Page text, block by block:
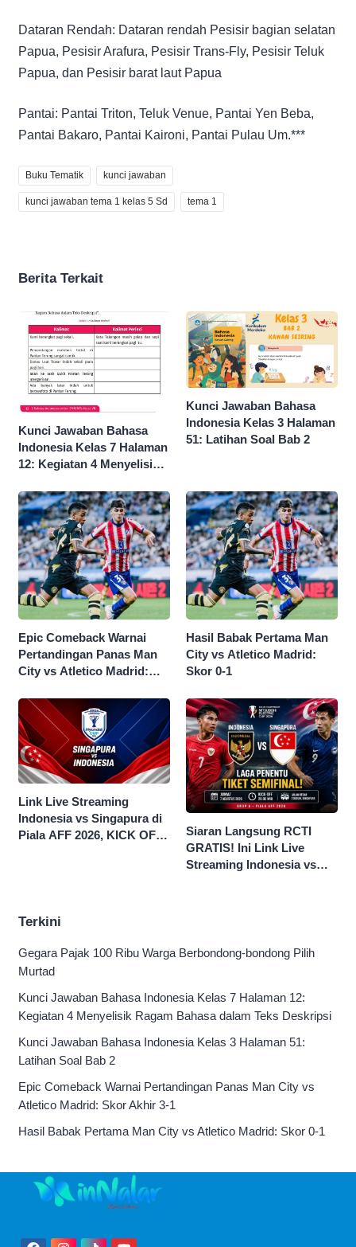
Dataran Rendah: Dataran rendah Pesisir bagian selatan
Papua, Pesisir Arafura, Pesisir Trans-Fly, Pesisir Teluk
Papua, dan Pesisir barat laut Papua
Pantai: Pantai Triton, Teluk Venue, Pantai Yen Beba,
Pantai Bakaro, Pantai Kaironi, Pantai Pulau Um.***
Buku Tematik kunci jawaban
kunci jawaban tema 1 kelas 5 Sd tema 1
Berita Terkait
Kunci Jawaban Bahasa
Indonesia Kelas 7 Halaman
12: Kegiatan 4 Menyelisik
Deskripsi
Kunci Jawaban Bahasa
Indonesia Kelas 3 Halaman
51: Latihan Soal Bab 2
Epic Comeback Warnai
Pertandingan Panas Man
City vs Atletico Madrid:
Hasil Babak Pertama Man
City vs Atletico Madrid:
Skor 0-1
Link Live Streaming
Indonesia vs Singapura di
Piala AFF 2026, KICK OFF
Siaran Langsung RCTI
GRATIS! Ini Link Live
Streaming Indonesia vs
Terkini
Gegara Pajak 100 Ribu Warga Berbondong-bondong Pilih
Murtad
Kunci Jawaban Bahasa Indonesia Kelas 7 Halaman 12:
Kegiatan 4 Menyelisik Ragam Bahasa dalam Teks Deskripsi
Kunci Jawaban Bahasa Indonesia Kelas 3 Halaman 51:
Latihan Soal Bab 2
Epic Comeback Warnai Pertandingan Panas Man City vs
Atletico Madrid: Skor Akhir 3-1
Hasil Babak Pertama Man City vs Atletico Madrid: Skor 0-1